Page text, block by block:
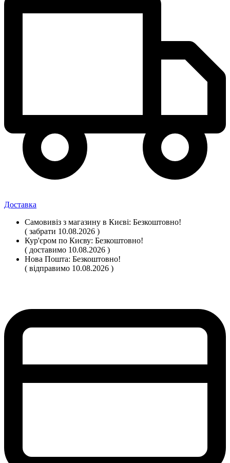
Доставка
Самовивіз з магазину в Києві: Безкоштовно!
( забрати 10.08.2026 )
Кур'єром по Києву: Безкоштовно!
( доставимо 10.08.2026 )
Нова Пошта: Безкоштовно!
( відправимо 10.08.2026 )